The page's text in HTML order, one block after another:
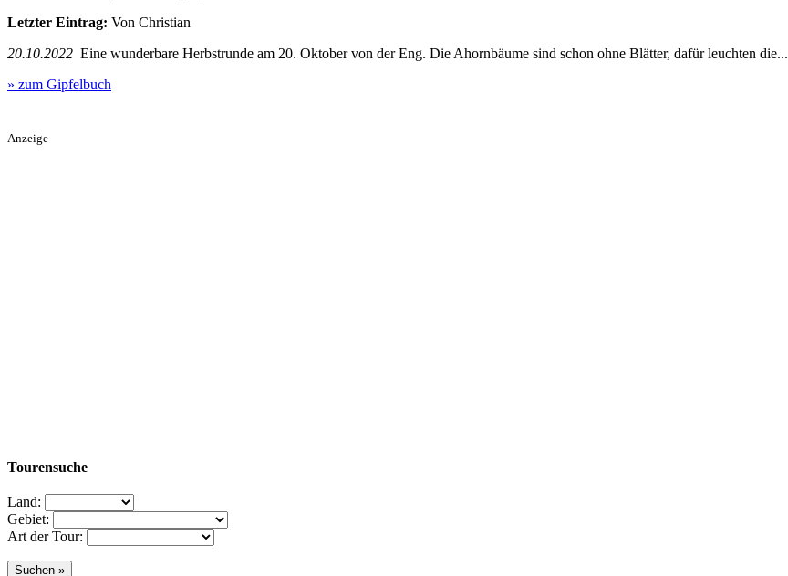
Letzter Eintrag: Von Christian
20.10.2022 Eine wunderbare Herbstrunde am 20. Oktober von der Eng. Die Ahornbäume sind schon ohne Blätter, dafür leuchten die...
» zum Gipfelbuch
Anzeige
Tourensuche
Land:
Gebiet:
Art der Tour: